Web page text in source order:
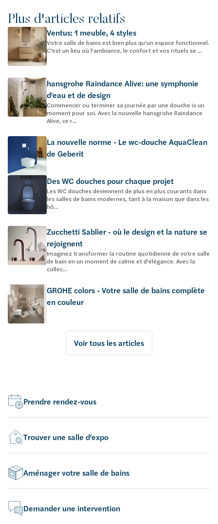
Plus d'articles relatifs
Ventus: 1 meuble, 4 styles
Votre salle de bains est bien plus qu'un espace fonctionnel.
C'est un lieu où l'ambiance, le confort et vos rituels se ...
hansgrohe Raindance Alive: une symphonie
d'eau et de design
Commencer ou terminer sa journée par une douche is un
moment pour soi. Avec la nouvelle hansgrohe Raindance
Alive, ce r...
La nouvelle norme - Le wc-douche AquaClean
de Geberit
Des WC douches pour chaque projet
Les WC douches deviennent de plus en plus courants dans
les salles de bains modernes, tant à la maison que dans les
hô...
Zucchetti Sablier - où le design et la nature se
rejoignent
Imaginez transformer la routine quotidienne de votre salle
de bain en un moment de calme et d'élégance. Avec la
collec...
GROHE colors - Votre salle de bains complète
en couleur
Voir tous les articles
Prendre rendez-vous
Trouver une salle d'expo
Aménager votre salle de bains
Demander une intervention